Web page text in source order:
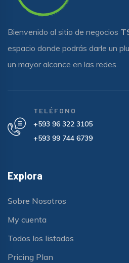
Bienvenido al sitio de negocios
espacio donde podrás darle un
un mayor alcance en las redes.
TELÉFONO
+593 96 322 3105
+593 99 744 6739
Explora
Sobre Nosotros
My cuenta
Todos los listados
Pricing Plan